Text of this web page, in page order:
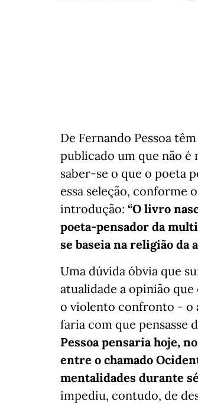
De Fernando Pessoa
publicado um que não é
saber-se o que o poeta
essa seleção, conforme
introdução: “O livro
poeta-pensador da
se baseia na religião da
Uma dúvida óbvia que
atualidade a opinião
o violento confronto - o
faria com que pensasse
Pessoa pensaria hoje,
entre o chamado
mentalidades durante
impediu, contudo, de